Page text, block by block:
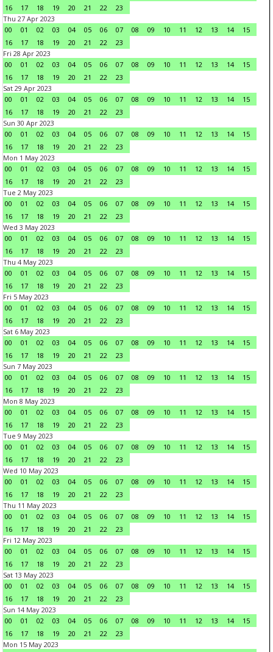
16
17 18 19 20 21 22
23
Thu 27 Apr 2023
00
01 02 03 04 05 06 07 08 09 10 11 12 13 14
15
16
17 18 19 20 21 22
23
Fri 28 Apr 2023
00
01 02 03 04 05 06 07 08 09 10 11 12 13 14
15
16
17 18 19 20 21 22
23
Sat 29 Apr 2023
00
01 02 03 04 05 06 07 08 09 10 11 12 13 14
15
16
17 18 19 20 21 22
23
Sun 30 Apr 2023
00
01 02 03 04 05 06 07 08 09 10 11 12 13 14
15
16
17 18 19 20 21 22
23
Mon 1 May 2023
00
01 02 03 04 05 06 07 08 09 10 11 12 13 14
15
16
17 18 19 20 21 22
23
Tue 2 May 2023
00
01 02 03 04 05 06 07 08 09 10 11 12 13 14
15
16
17 18 19 20 21 22
23
Wed 3 May 2023
00
01 02 03 04 05 06 07 08 09 10 11 12 13 14
15
16
17 18 19 20 21 22
23
Thu 4 May 2023
00
01 02 03 04 05 06 07 08 09 10 11 12 13 14
15
16
17 18 19 20 21 22
23
Fri 5 May 2023
00
01 02 03 04 05 06 07 08 09 10 11 12 13 14
15
16
17 18 19 20 21 22
23
Sat 6 May 2023
00
01 02 03 04 05 06 07 08 09 10 11 12 13 14
15
16
17 18 19 20 21 22
23
Sun 7 May 2023
00
01 02 03 04 05 06 07 08 09 10 11 12 13 14
15
16
17 18 19 20 21 22
23
Mon 8 May 2023
00
01 02 03 04 05 06 07 08 09 10 11 12 13 14
15
16
17 18 19 20 21 22
23
Tue 9 May 2023
00
01 02 03 04 05 06 07 08 09 10 11 12 13 14
15
16
17 18 19 20 21 22
23
Wed 10 May 2023
00
01 02 03 04 05 06 07 08 09 10 11 12 13 14
15
16
17 18 19 20 21 22
23
Thu 11 May 2023
00
01 02 03 04 05 06 07 08 09 10 11 12 13 14
15
16
17 18 19 20 21 22
23
Fri 12 May 2023
00
01 02 03 04 05 06 07 08 09 10 11 12 13 14
15
16
17 18 19 20 21 22
23
Sat 13 May 2023
00
01 02 03 04 05 06 07 08 09 10 11 12 13 14
15
16
17 18 19 20 21 22
23
Sun 14 May 2023
00
01 02 03 04 05 06 07 08 09 10 11 12 13 14
15
16
17 18 19 20 21 22
23
Mon 15 May 2023